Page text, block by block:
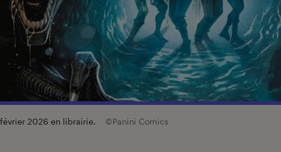
février 2026 en librairie. ©Panini Comics